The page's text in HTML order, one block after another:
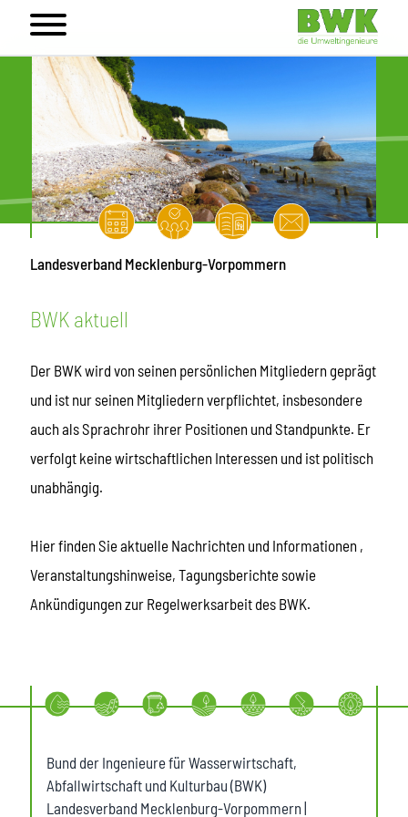
Landesverband Mecklenburg-Vorpommern
BWK aktuell
Der BWK wird von seinen persönlichen Mitgliedern geprägt
und ist nur seinen Mitgliedern verpflichtet, insbesondere
auch als Sprachrohr ihrer Positionen und Standpunkte. Er
verfolgt keine wirtschaftlichen Interessen und ist politisch
unabhängig.
Hier finden Sie aktuelle Nachrichten und Informationen ,
Veranstaltungshinweise, Tagungsberichte sowie
Ankündigungen zur Regelwerksarbeit des BWK.
Bund der Ingenieure für Wasserwirtschaft,
Abfallwirtschaft und Kulturbau (BWK)
Landesverband Mecklenburg-Vorpommern |